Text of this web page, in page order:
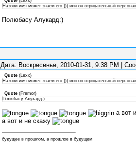
Назови имя может знаем его ))) или он отрицательный
Полюбасу Алукард:)
Дата: Воскресенье, 2010-01-31, 9:38 PM |
Quote (Lexx)
Назови имя может знаем его ))) или он отрицательный
Quote (Fremor)
Полюбасу Алукард:)
а вот
а вот и не скажу
будущее в прошлом, а прошлое в будущем